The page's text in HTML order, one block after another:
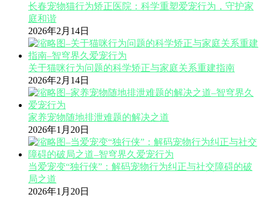
长春宠物猫行为矫正医院：科学重塑爱宠行为，守护家
庭和谐
2026年2月14日
关于猫咪行为问题的科学矫正与家庭关系重建指南
2026年2月14日
家养宠物随地排泄难题的解决之道
2026年1月20日
当爱宠变“独行侠”：解码宠物行为纠正与社交障碍的破
局之道
2026年1月20日